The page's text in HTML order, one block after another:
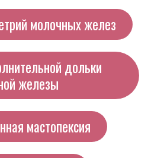
молочных желез
дольки
железы
мастопексия